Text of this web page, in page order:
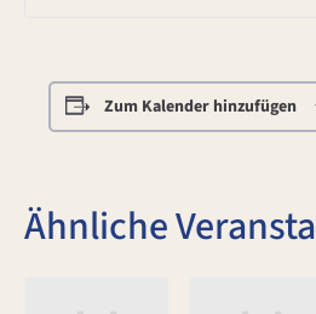
Zum Kalender hinzufügen
Ähnliche